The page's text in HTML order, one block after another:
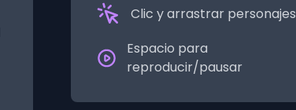
Clic y arrastrar personajes
Espacio para
reproducir/pausar